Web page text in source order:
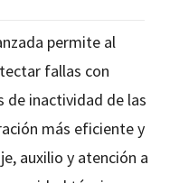
permite al
fallas con
de inactividad de las
más eficiente y
auxilio y atención a